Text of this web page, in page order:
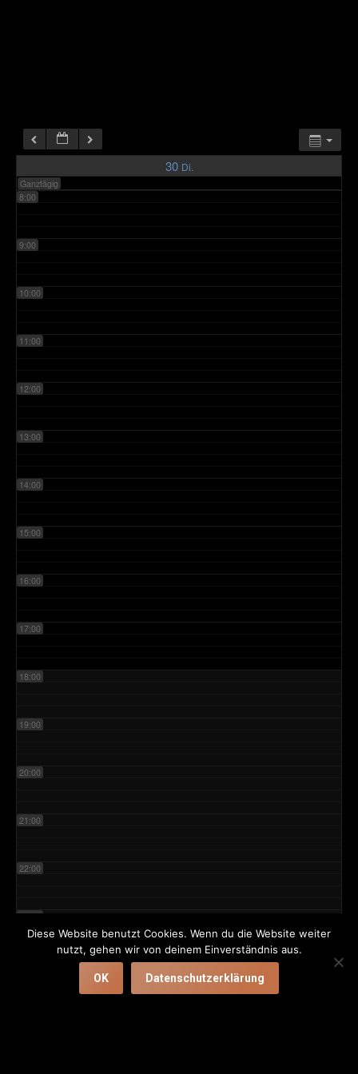
30 Di.
Ganztägig
7:00
8:00
9:00
10:00
11:00
12:00
13:00
14:00
15:00
16:00
17:00
18:00
19:00
20:00
21:00
22:00
23:00
Diese Website benutzt Cookies. Wenn du die Website weiter
nutzt, gehen wir von deinem Einverständnis aus.
OK Datenschutzerklärung